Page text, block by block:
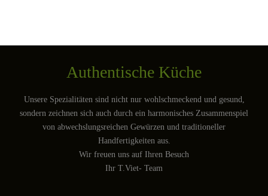
Authentische Küche
Unsere Spezialitäten sind nicht nur wohlschmeckend und gesund,
sondern zeichnen sich auch durch ein harmonisches Zusammenspiel
von abwechslungsreichen Gewürzen und traditioneller
Handfertigkeiten aus.
Wir freuen uns auf Ihren Besuch
Ihr T.Viet- Team